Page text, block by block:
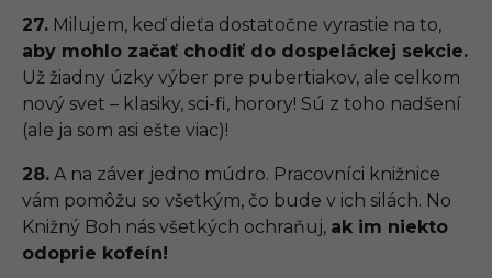
27. Milujem, keď dieťa dostatočne vyrastie na to,
aby mohlo začať chodiť do dospeláckej sekcie.
Už žiadny úzky výber pre pubertiakov, ale celkom
nový svet – klasiky, sci-fi, horory! Sú z toho nadšení
(ale ja som asi ešte viac)!
28. A na záver jedno múdro. Pracovníci knižnice
vám pomôžu so všetkým, čo bude v ich silách. No
Knižný Boh nás všetkých ochraňuj, ak im niekto
odoprie kofeín!